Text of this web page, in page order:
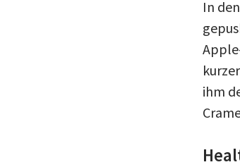
In
ihm